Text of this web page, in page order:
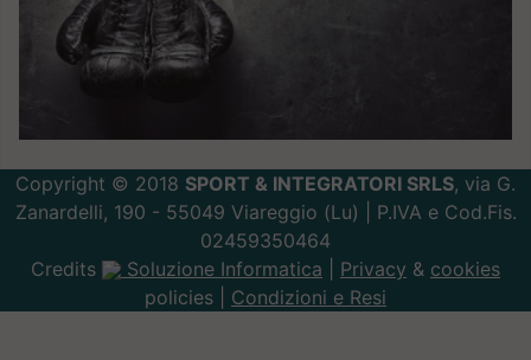
Copyright © 2018 SPORT & INTEGRATORI SRLS, via G.
Zanardelli, 190 - 55049 Viareggio (Lu) | P.IVA e Cod.Fis.
02459350464
Credits
Soluzione Informatica Privacy & cookies
policies | Condizioni e Resi